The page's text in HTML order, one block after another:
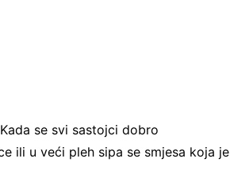
se svi sastojci dobro
ili u veći pleh sipa se smjesa koja je